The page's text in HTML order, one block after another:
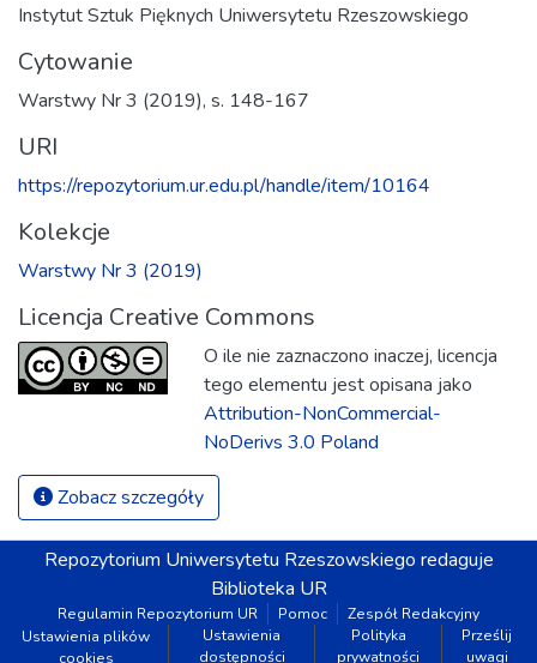
Instytut Sztuk Pięknych Uniwersytetu Rzeszowskiego
Cytowanie
Warstwy Nr 3 (2019), s. 148-167
URI
https://repozytorium.ur.edu.pl/handle/item/10164
Kolekcje
Warstwy Nr 3 (2019)
Licencja Creative Commons
O ile nie zaznaczono inaczej, licencja
tego elementu jest opisana jako
Attribution-NonCommercial-
NoDerivs 3.0 Poland
Zobacz szczegóły
Repozytorium Uniwersytetu Rzeszowskiego redaguje
Biblioteka UR
Regulamin Repozytorium UR Pomoc
Zespół Redakcyjny
Ustawienia plików
cookies
Ustawienia
dostępności
Polityka
prywatności
Prześlij
uwagi